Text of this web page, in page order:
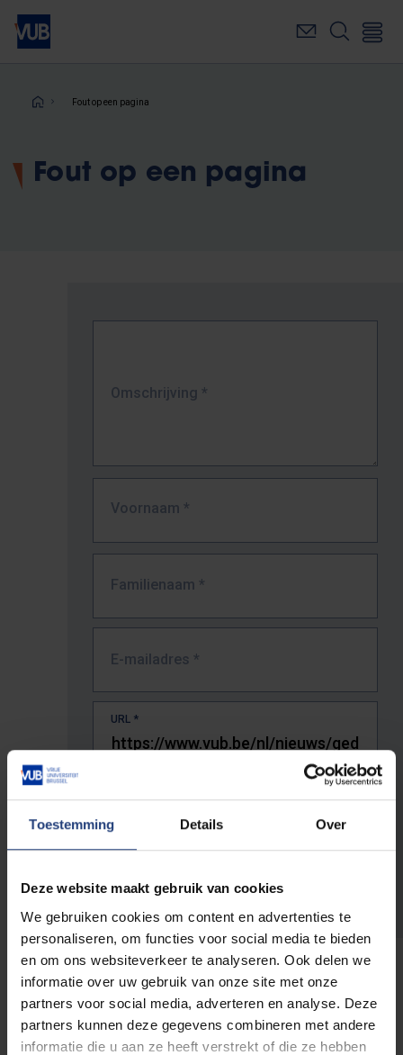
Toestemming Details Over
Deze website maakt gebruik van cookies
We gebruiken cookies om content en advertenties te
personaliseren, om functies voor social media te bieden
en om ons websiteverkeer te analyseren. Ook delen we
informatie over uw gebruik van onze site met onze
partners voor social media, adverteren en analyse. Deze
partners kunnen deze gegevens combineren met andere
informatie die u aan ze heeft verstrekt of die ze hebben
Overslaan
naar
inhoudKruimelpad
Fout op een pagina
Fout op een pagina
Omschrijving *
Voornaam *
Familienaam *
E-mailadres *
URL *
De volledige URL van de pagina waar je de fout zag.